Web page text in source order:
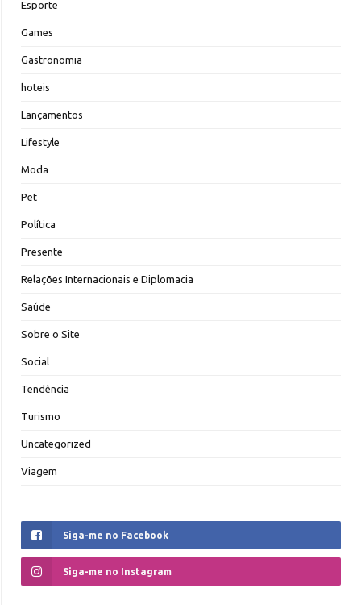
Esporte
Games
Gastronomia
hoteis
Lançamentos
Lifestyle
Moda
Pet
Política
Presente
Relações Internacionais e Diplomacia
Saúde
Sobre o Site
Social
Tendência
Turismo
Uncategorized
Viagem
Siga-me no Facebook
Siga-me no Instagram